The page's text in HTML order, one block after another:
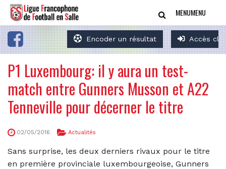
Encoder un résultat Accès
MENUMENU
P1 Luxembourg: il y aura un test-
match entre Gunners Musson et A22
Tenneville pour décerner le titre
02/05/2016 Actualités
Sans surprise, les deux derniers rivaux pour le titre
en première provinciale luxembourgeoise, Gunners